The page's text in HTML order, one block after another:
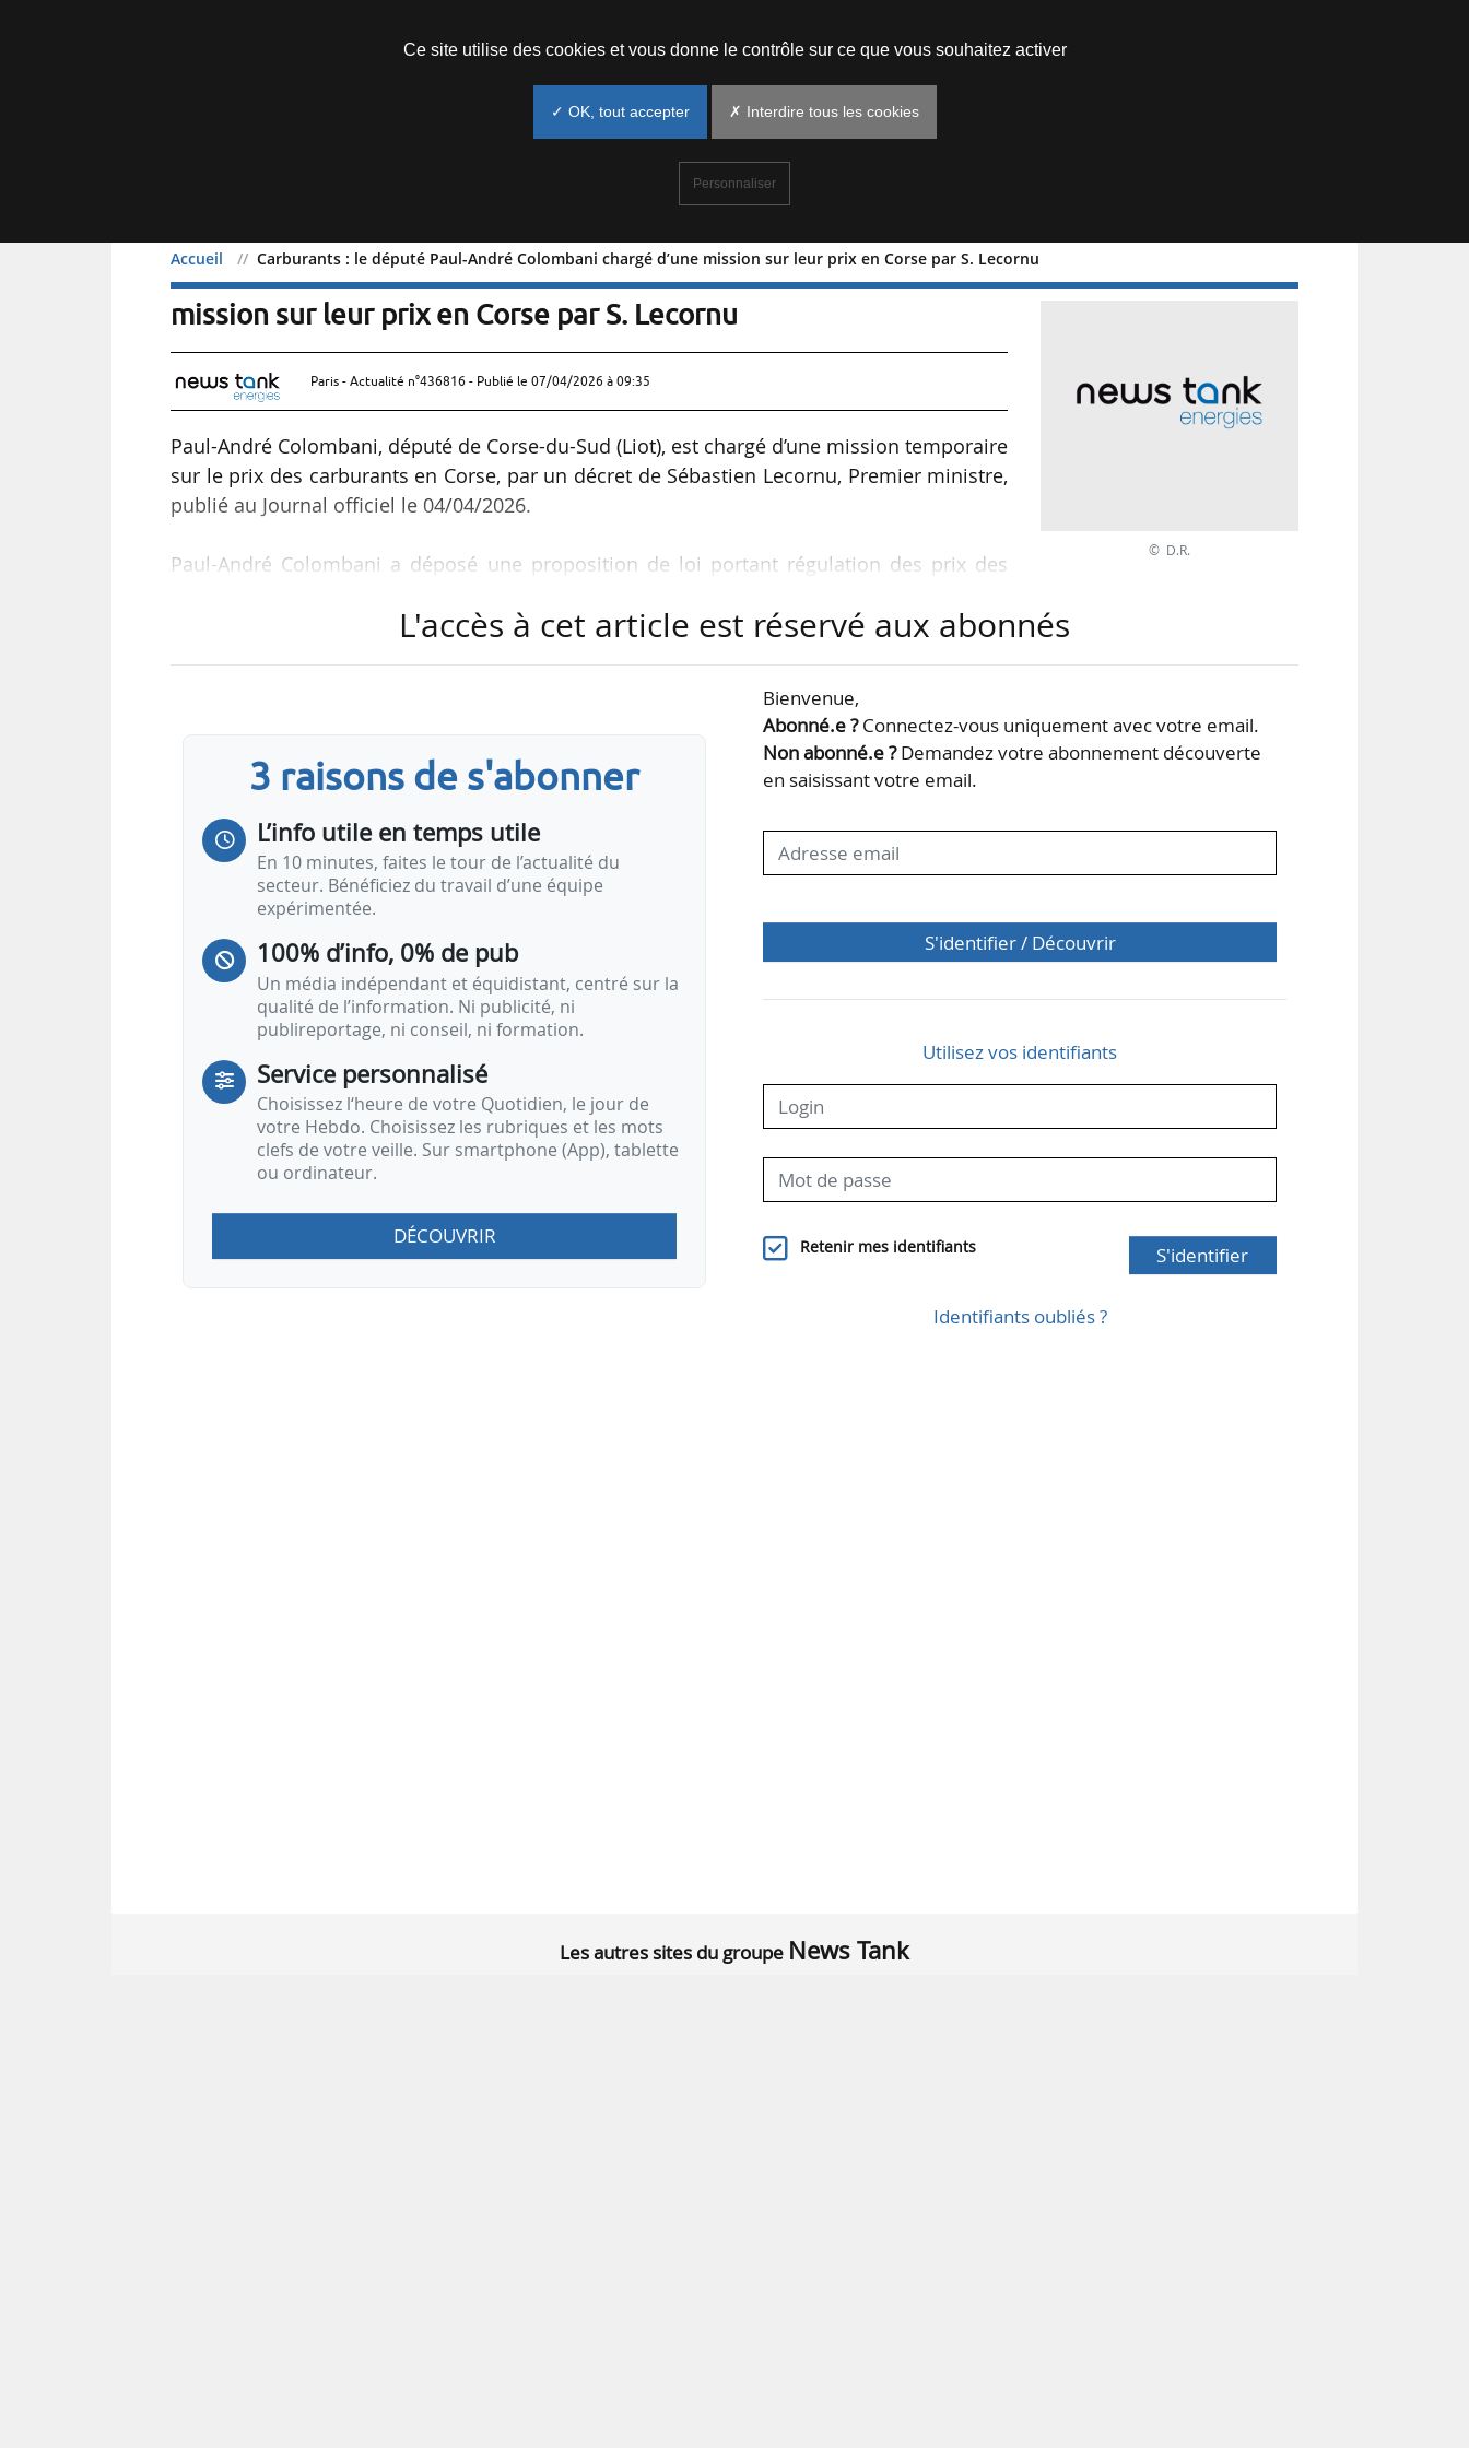
Accueil Carburants : le député Paul-André Colombani chargé d’une mission sur leur prix en Corse par S. Lecornu
Carburants : le député Paul-André Colombani chargé d’une
mission sur leur prix en Corse par S. Lecornu
Paris - Actualité n°436816 - Publié le 07/04/2026 à 09:35
Paul-André Colombani, député de Corse-du-Sud (Liot), est chargé d’une mission temporaire
sur le prix des carburants en Corse, par un décret de Sébastien Lecornu, Premier ministre,
publié au Journal officiel le 04/04/2026.
Paul-André Colombani a déposé une proposition de loi portant régulation des prix des
vise à mettre en œuvre un cadre législatif et réglementaire « adapté aux contraintes et
© D.R.
L'accès à cet article est réservé aux abonnés
3 raisons de s'abonner
L’info utile en temps utile
En 10 minutes, faites le tour de l’actualité du
secteur. Bénéficiez du travail d’une équipe
expérimentée.
100% d’info, 0% de pub
Un média indépendant et équidistant, centré sur la
qualité de l’information. Ni publicité, ni
publireportage, ni conseil, ni formation.
Service personnalisé
Choisissez l‘heure de votre Quotidien, le jour de
votre Hebdo. Choisissez les rubriques et les mots
clefs de votre veille. Sur smartphone (App), tablette
ou ordinateur.
DÉCOUVRIR
Bienvenue,
Abonné.e ?Connectez-vous uniquement avec votre email.
Non abonné.e ?Demandez votre abonnement découverte
en saisissant votre email.
S'identifier / Découvrir
Utilisez vos identifiants
Retenir mes identifiants S'identifier
Identifiants oubliés ?
Les autres sites du groupe News Tank
Ce site utilise des cookies et vous donne le contrôle sur ce que vous souhaitez activer
✓ OK, tout accepter ✗ Interdire tous les cookies
Personnaliser